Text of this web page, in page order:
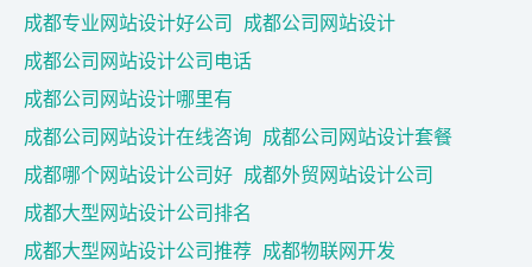
成都专业网站设计好公司 成都公司网站设计
成都公司网站设计公司电话
成都公司网站设计哪里有
成都公司网站设计在线咨询 成都公司网站设计套餐
成都哪个网站设计公司好 成都外贸网站设计公司
成都大型网站设计公司排名
成都大型网站设计公司推荐 成都物联网开发